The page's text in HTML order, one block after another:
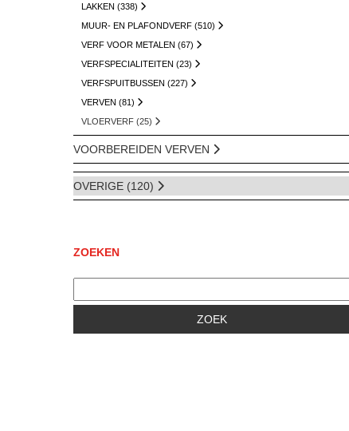
LAKKEN (338)
MUUR- EN PLAFONDVERF (510)
VERF VOOR METALEN (67)
VERFSPECIALITEITEN (23)
VERFSPUITBUSSEN (227)
VERVEN (81)
VLOERVERF (25)
VOORBEREIDEN VERVEN
OVERIGE (120)
ZOEKEN
ZOEK